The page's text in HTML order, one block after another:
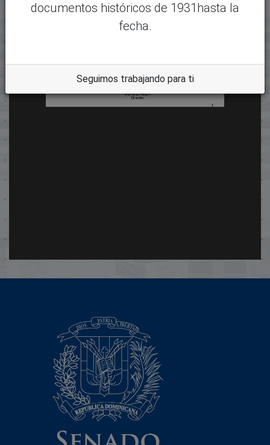
documentos históricos de 1931hasta la
fecha.
Seguimos trabajando para ti